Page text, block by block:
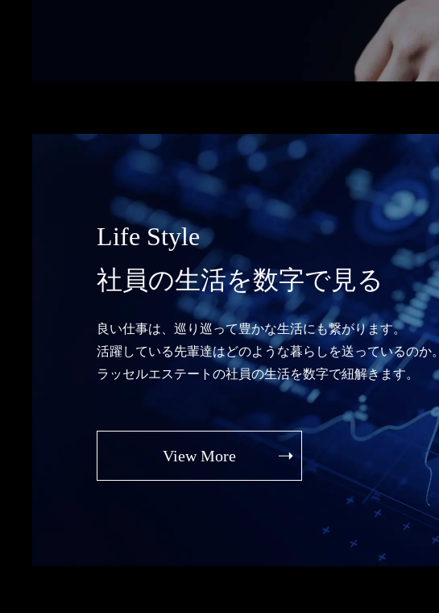
Life Style
社員の生活を数字で見る
良い仕事は、巡り巡って豊かな生活にも繋がります。
活躍している先輩達はどのような暮らしを送っているのか。
ラッセルエステートの社員の生活を数字で紐解きます。
View More